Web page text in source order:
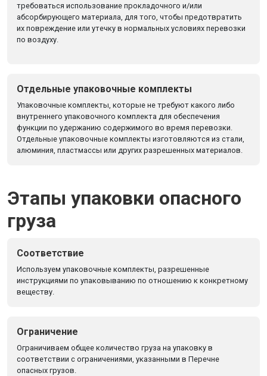
требоваться использование прокладочного и/или
абсорбирующего материала, для того, чтобы предотвратить
их повреждение или утечку в нормальных условиях перевозки
по воздуху.
Отдельные упаковочные комплекты
Упаковочные комплекты, которые не требуют какого либо
внутреннего упаковочного комплекта для обеспечения
функции по удержанию содержимого во время перевозки.
Отдельные упаковочные комплекты изготовляются из стали,
алюминия, пластмассы или других разрешенных материалов.
Этапы упаковки опасного
груза
Соответствие
Используем упаковочные комплекты, разрешенные
инструкциями по упаковыванию по отношению к конкретному
веществу.
Ограничение
Ограничиваем общее количество груза на упаковку в
соответствии с ограничениями, указанными в Перечне
опасных грузов.